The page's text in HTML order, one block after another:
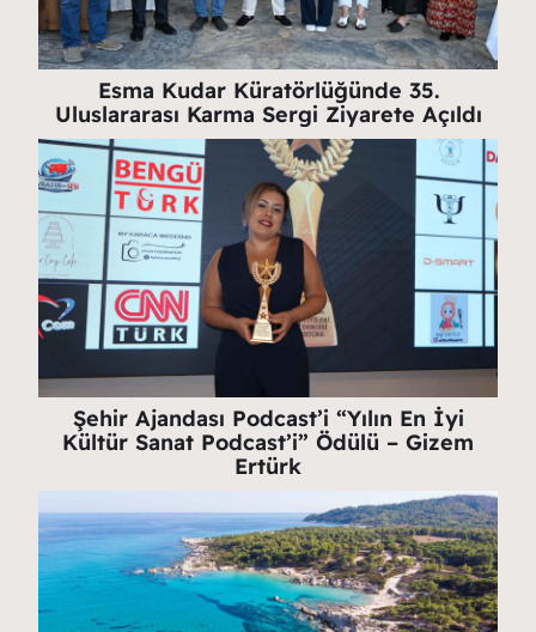
Esma Kudar Küratörlüğünde 35.
Uluslararası Karma Sergi Ziyarete Açıldı
Şehir Ajandası Podcast’i “Yılın En İyi
Kültür Sanat Podcast’i” Ödülü – Gizem
Ertürk